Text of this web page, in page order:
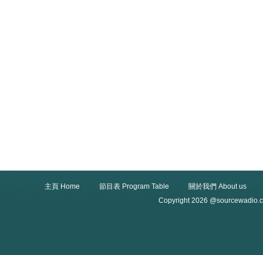
主頁 Home 節目表 Program Table
關於我們 About us
Copyright 2026